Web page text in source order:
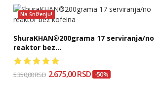
Na Sniženju!
ShuraKHAN®200grama 17 serviranja/no
reaktor bez...
5.350,00 RSD 2.675,00 RSD -50%